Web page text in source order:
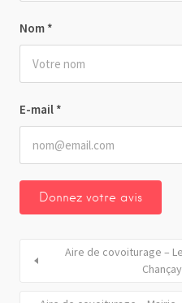
Nom *
E-mail *
Aire de covoiturage –